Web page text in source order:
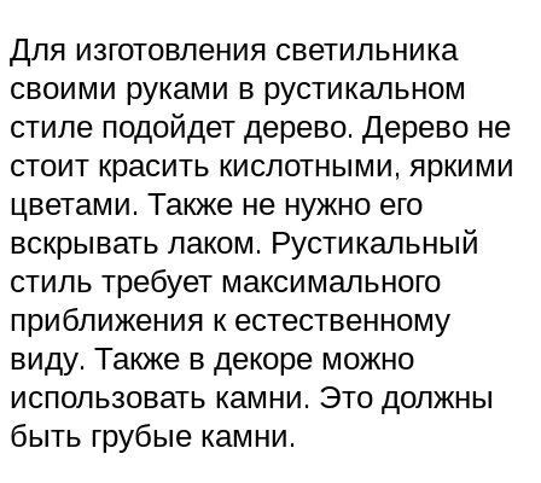
Для изготовления светильника
своими руками в рустикальном
стиле подойдет дерево. Дерево не
стоит красить кислотными, яркими
цветами. Также не нужно его
вскрывать лаком. Рустикальный
стиль требует максимального
приближения к естественному
виду. Также в декоре можно
использовать камни. Это должны
быть грубые камни.